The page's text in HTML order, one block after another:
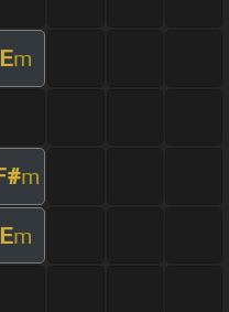
Em
m
Em